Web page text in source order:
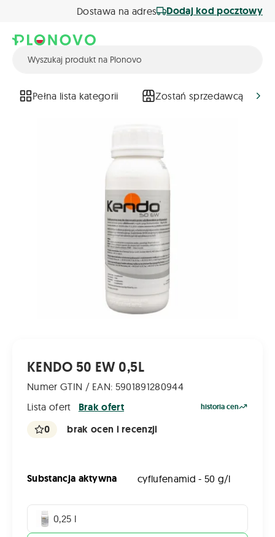
Dostawa na adres Dodaj kod pocztowy
Pełna lista kategorii Zostań sprzedawcą
KENDO 50 EW 0,5L
Numer GTIN / EAN: 5901891280944
Lista ofert
Brak ofert historia cen
0 brak ocen i recenzji
Substancja aktywna cyflufenamid - 50 g/l
0,25 l